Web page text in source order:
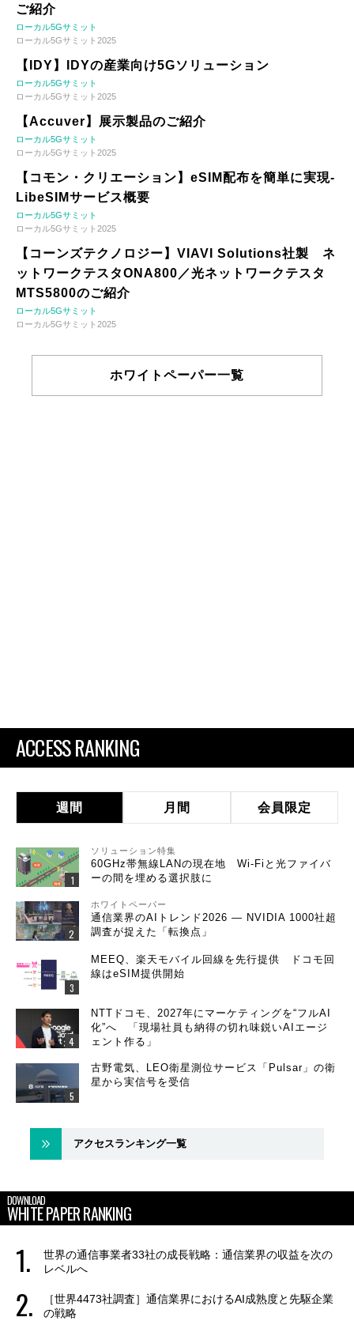
ご紹介
ローカル5Gサミット
ローカル5Gサミット2025
【IDY】IDYの産業向け5Gソリューション
ローカル5Gサミット
ローカル5Gサミット2025
【Accuver】展示製品のご紹介
ローカル5Gサミット
ローカル5Gサミット2025
【コモン・クリエーション】eSIM配布を簡単に実現-
LibeSIMサービス概要
ローカル5Gサミット
ローカル5Gサミット2025
【コーンズテクノロジー】VIAVI Solutions社製 ネ
ットワークテスタONA800／光ネットワークテスタ
MTS5800のご紹介
ローカル5Gサミット
ローカル5Gサミット2025
ホワイトペーパー一覧
ACCESS RANKING
週間 月間 会員限定
ソリューション特集
60GHz帯無線LANの現在地 Wi-Fiと光ファイバ
ーの間を埋める選択肢に
ホワイトペーパー
通信業界のAIトレンド2026 ― NVIDIA 1000社超
調査が捉えた「転換点」
MEEQ、楽天モバイル回線を先行提供 ドコモ回
線はeSIM提供開始
NTTドコモ、2027年にマーケティングを“フルAI
化”へ 「現場社員も納得の切れ味鋭いAIエージ
ェント作る」
古野電気、LEO衛星測位サービス「Pulsar」の衛
星から実信号を受信
アクセスランキング一覧
DOWNLOAD
WHITE PAPER RANKING
世界の通信事業者33社の成長戦略：通信業界の収益を次の
レベルへ
［世界4473社調査］通信業界におけるAI成熟度と先駆企業
の戦略